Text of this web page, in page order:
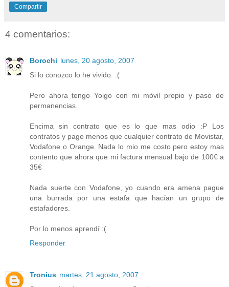
Compartir
4 comentarios:
Borochi lunes, 20 agosto, 2007
Si lo conozco lo he vivido. :(
Pero ahora tengo Yoigo con mi móvil propio y paso de
permanencias.
Encima sin contrato que es lo que mas odio :P Los
contratos y pago menos que cualquier contrato de Movistar,
Vodafone o Orange. Nada lo mio me costo pero estoy mas
contento que ahora que mi factura mensual bajo de 100€ a
35€
Nada suerte con Vodafone, yo cuando era amena pague
una burrada por una estafa que hacían un grupo de
estafadores.
Por lo menos aprendí :(
Responder
Tronius martes, 21 agosto, 2007